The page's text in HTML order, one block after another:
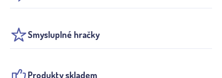
Smysluplné hračky
Produkty skladem